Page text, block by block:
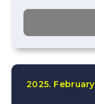
2025. February